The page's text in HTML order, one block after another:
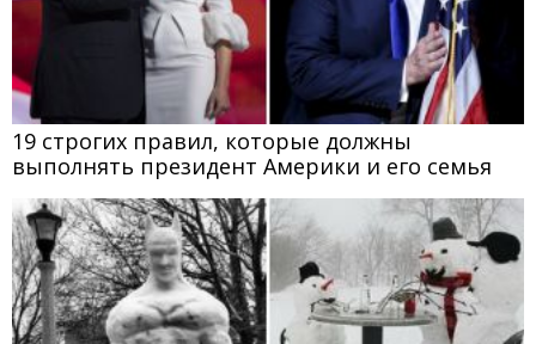
19 строгих правил, которые должны
выполнять президент Америки и его семья